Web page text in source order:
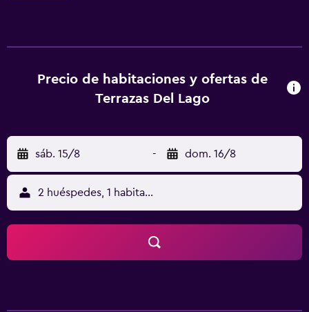
terraza solárium. La clientela puede practicar actividades
en Cabra Corral y alrededores, como pesca. El aeropuerto
Precio de habitaciones y ofertas de
Terrazas Del Lago
sáb. 15/8 - dom. 16/8
2 huéspedes, 1 habitación